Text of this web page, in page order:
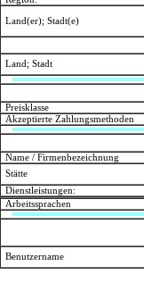
Land(er); Stadt(e)
Land; Stadt
Preisklasse
Akzeptierte Zahlungsmethoden
Name / Firmenbezeichnung
Stätte
Dienstleistungen:
Arbeitssprachen
Benutzername